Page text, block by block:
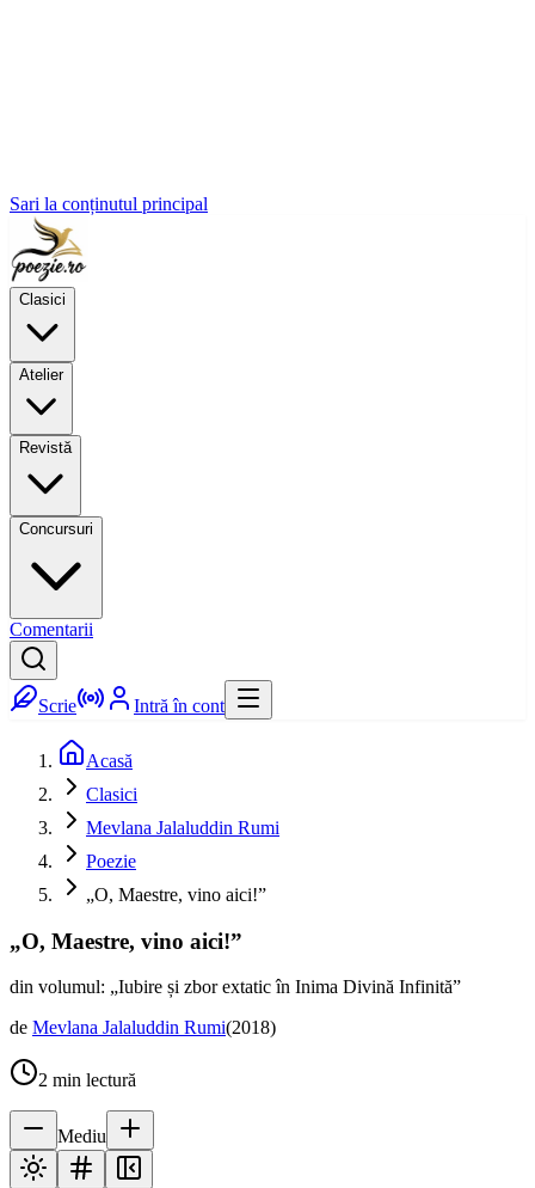
Sari la conținutul principal
Clasici
Atelier
Revistă
Concursuri
Comentarii
Scrie Intră în cont
Acasă
Clasici
Mevlana Jalaluddin Rumi
Poezie
„O, Maestre, vino aici!”
„O, Maestre, vino aici!”
din volumul: „Iubire și zbor extatic în Inima Divină Infinită”
de Mevlana Jalaluddin Rumi(2018)
2 min lectură
Mediu